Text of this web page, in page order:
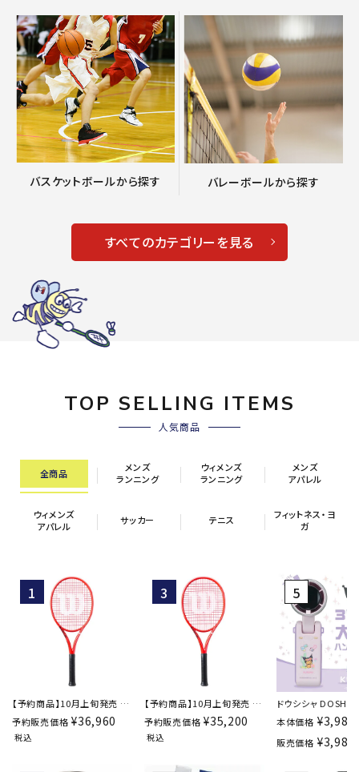
バスケットボールから探す バレーボールから探す
すべてのカテゴリーを見る
TOP SELLING ITEMS
人気商品
全商品
メンズ
ランニング
ウィメンズ
ランニング
メンズ
アパレル
ウィメンズ
アパレル
サッカー テニス
フィットネス・ヨ
ガ
【予約商品】10月上旬発売 ウ
ィルソン Wilson ディファイア
DEFYER 98 Pro V1 硬式テニ
予約販売価格 ¥36,960
税込
【予約商品】10月上旬発売 ウ
ィルソン Wilson ディファイア
DEFYER 100 V1 硬式テニスラ
予約販売価格 ¥35,200
税込
ドウシシャ
大風量 ハンディファ
本体価格 ¥3,980
販売価格 ¥3,980